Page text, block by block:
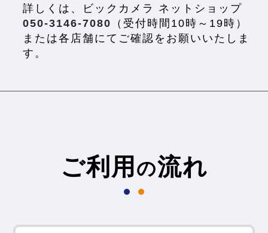
詳しくは、ビックカメラ ネットショップ
050-3146-7080 （受付時間10時～19時）
または各店舗にてご確認をお願いいたしま
す。
ご利用 の流れ